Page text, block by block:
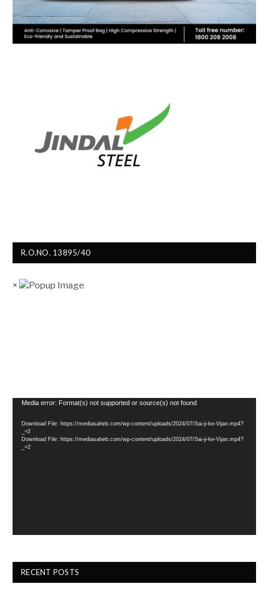
R.O.NO. 13895/40
×
Video
Media error: Format(s) not supported or source(s) not found
Download File: https://mediasaheb.com/wp-content/uploads/2024/07/Sai-ji-ke-Vijan.mp4?
_=2
Download File: https://mediasaheb.com/wp-content/uploads/2024/07/Sai-ji-ke-Vijan.mp4?
_=2
RECENT POSTS